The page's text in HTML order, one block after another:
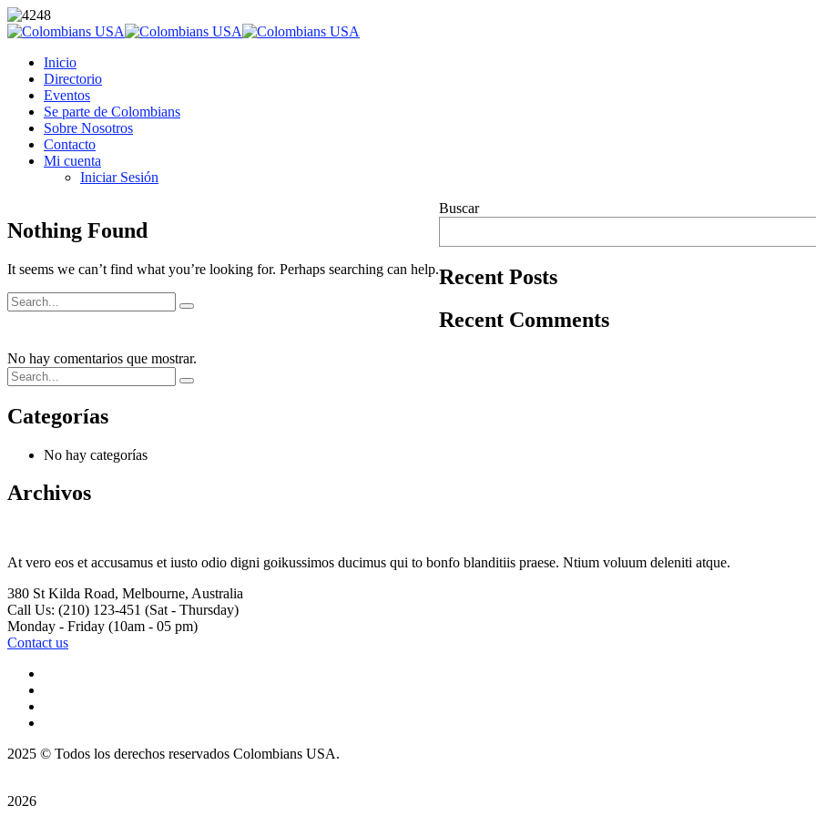
Inicio
Directorio
Eventos
Se parte de Colombians
Sobre Nosotros
Contacto
Mi cuenta
Iniciar Sesión
Nothing Found
It seems we can’t find what you’re looking for. Perhaps searching can help.
Buscar
Recent Posts
Recent Comments
No hay comentarios que mostrar.
Categorías
No hay categorías
Archivos
At vero eos et accusamus et iusto odio digni goikussimos ducimus qui to bonfo blanditiis praese. Ntium voluum deleniti atque.
380 St Kilda Road, Melbourne, Australia
Call Us: (210) 123-451 (Sat - Thursday)
Monday - Friday (10am - 05 pm)
Contact us
2025 © Todos los derechos reservados Colombians USA.
2026